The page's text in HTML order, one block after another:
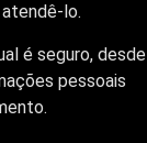
lo.
é seguro, desde
pessoais